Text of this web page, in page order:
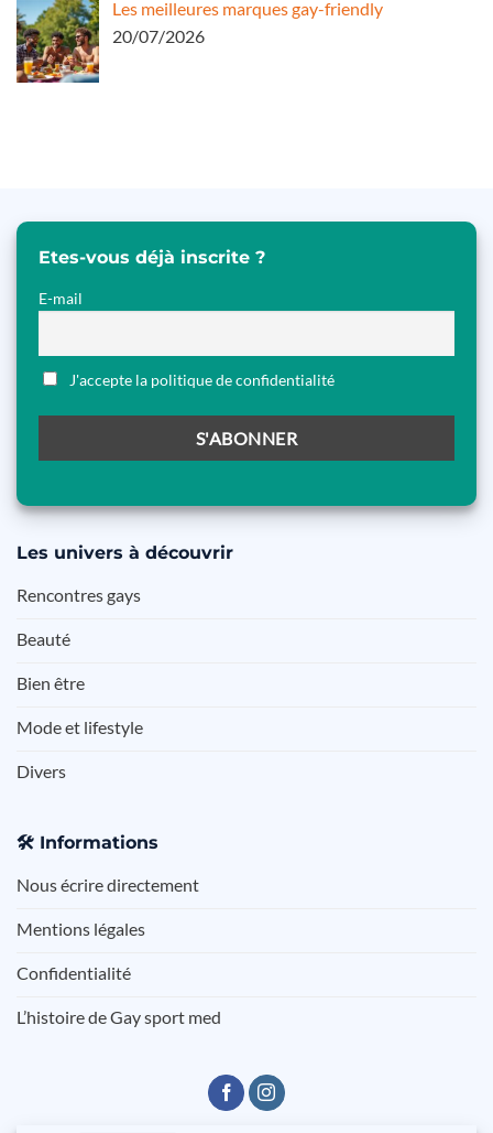
Les meilleures marques gay-friendly
20/07/2026
Etes-vous déjà inscrite ?
E-mail
J'accepte la politique de confidentialité
Les univers à découvrir
Rencontres gays
Beauté
Bien être
Mode et lifestyle
Divers
🛠️ Informations
Nous écrire directement
Mentions légales
Confidentialité
L’histoire de Gay sport med